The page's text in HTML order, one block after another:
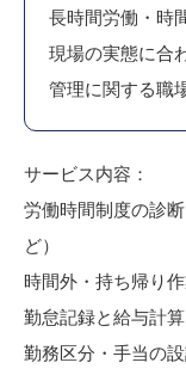
長時間労働・時
現場の実態に合
管理に関する職
サービス内容：
労働時間制度の診
ど）
時間外・持ち帰り
勤怠記録と給与計
勤務区分・手当の